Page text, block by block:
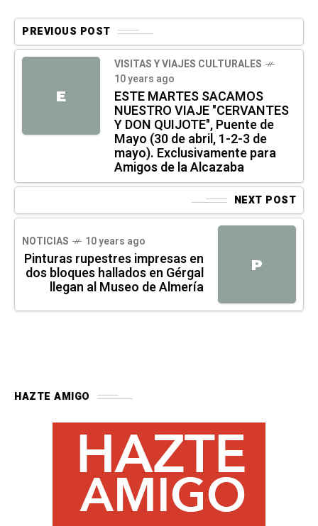
PREVIOUS POST
E
VISITAS Y VIAJES CULTURALES
10 years ago
ESTE MARTES SACAMOS
NUESTRO VIAJE "CERVANTES
Y DON QUIJOTE", Puente de
Mayo (30 de abril, 1-2-3 de
mayo). Exclusivamente para
Amigos de la Alcazaba
NEXT POST
P
NOTICIAS 10 years ago
Pinturas rupestres impresas en
dos bloques hallados en Gérgal
llegan al Museo de Almería
HAZTE AMIGO